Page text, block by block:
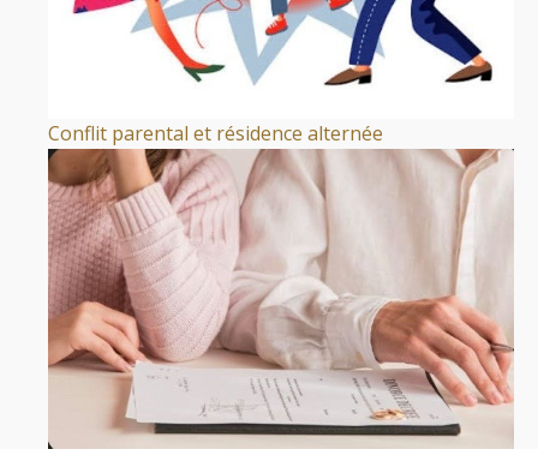
Conflit parental et résidence alternée